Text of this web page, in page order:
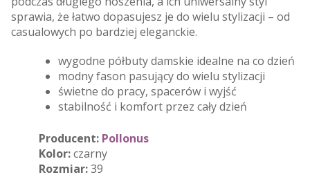
sprawia, że łatwo dopasujesz je do wielu stylizacji – od
casualowych po bardziej eleganckie.
wygodne półbuty damskie idealne na co dzień
modny fason pasujący do wielu stylizacji
świetne do pracy, spacerów i wyjść
stabilność i komfort przez cały dzień
Producent: Pollonus
Kolor:czarny
Rozmiar:39